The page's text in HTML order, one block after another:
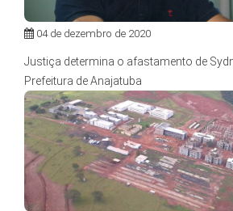
04 de dezembro de 2020
Justiça determina o afastamento de
Prefeitura de Anajatuba